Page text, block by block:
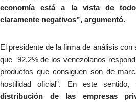
economía está a la vista de
claramente negativos”, argumentó.
El presidente de la firma de análisis
que 92,2% de los venezolanos
productos que consiguen son de
hostilidad oficial”. En este sentido,
distribución de las empresas